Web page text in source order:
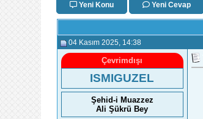
Yeni Konu Yeni Cevap
04 Kasım 2025 , 14:38
Çevrimdışı
ISMIGUZEL
Şehid-i Muazzez
Ali Şükrü Bey